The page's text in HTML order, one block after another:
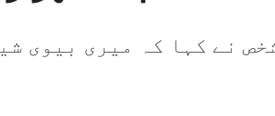
نے کہا کہ میری بیوی